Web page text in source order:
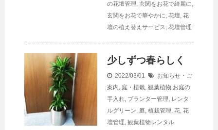
の花壇管理, 玄関をお花で綺麗に,
玄関をお花で華やかに, 花壇, 花
壇の植え替えサービス, 花壇管理
少しずつ春らしく
2022/03/01
お知らせ・ご
案内, 庭・植栽, 観葉植物 お庭の
手入れ, プランター管理, レンタ
ルグリーン, 庭, 植栽管理, 花, 花
壇管理, 観葉植物レンタル